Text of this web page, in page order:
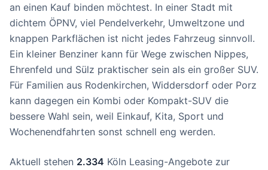
an einen Kauf binden möchtest. In einer Stadt mit
dichtem ÖPNV, viel Pendelverkehr, Umweltzone und
knappen Parkflächen ist nicht jedes Fahrzeug sinnvoll.
Ein kleiner Benziner kann für Wege zwischen Nippes,
Ehrenfeld und Sülz praktischer sein als ein großer SUV.
Für Familien aus Rodenkirchen, Widdersdorf oder Porz
kann dagegen ein Kombi oder Kompakt-SUV die
bessere Wahl sein, weil Einkauf, Kita, Sport und
Wochenendfahrten sonst schnell eng werden.
Aktuell stehen 2.334 Köln Leasing-Angebote zur